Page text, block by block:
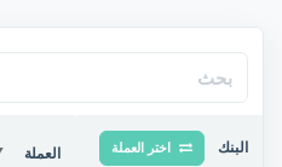
البنك اختر العملة العملة